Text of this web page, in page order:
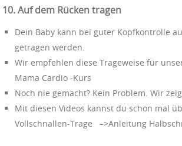
10. Auf dem Rücken tragen
Dein Baby kann bei guter Kopfkontrolle
getragen werden.
Wir empfehlen diese Trageweise für
Mama Cardio -Kurs
Noch nie gemacht? Kein Problem. Wir
Mit diesen Videos kannst du schon mal
Vollschnallen-Trage –>Anleitung